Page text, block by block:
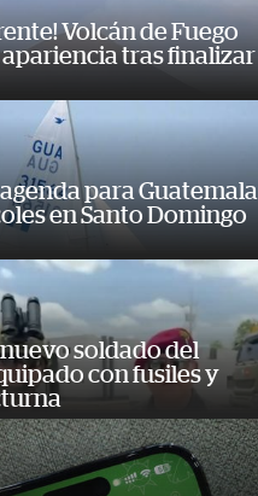
Volcán de Fuego
apariencia tras finalizar
para Guatemala
en Santo Domingo
soldado del
con fusiles y